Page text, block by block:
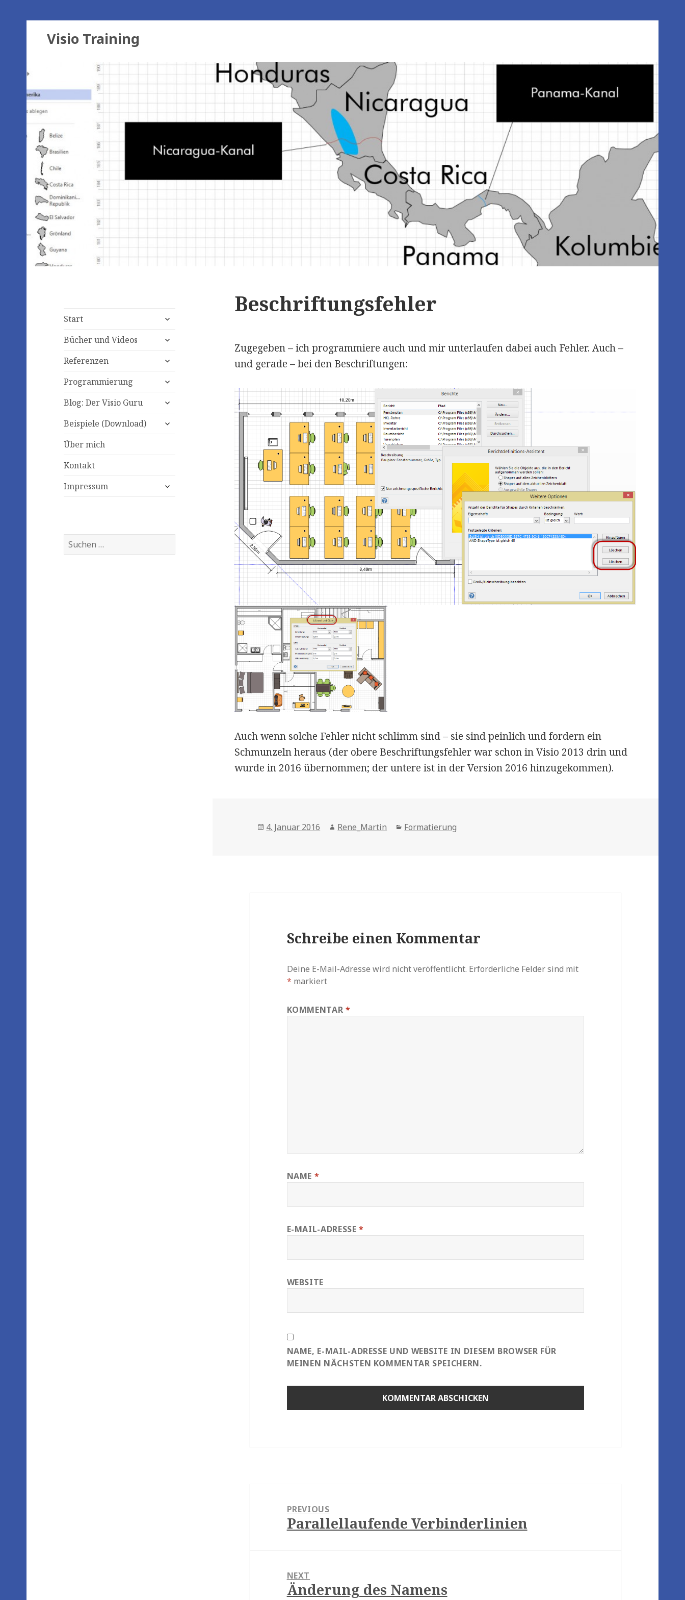
Visio Training
Start
expand
menu
Bücher und Videos
expand
menu
Referenzen
expand
menu
Programmierung
expand
menu
Blog: Der Visio Guru
expand
menu
Beispiele (Download)
expand
Über mich
Kontakt
Impressum
expand
Suchen
nach:
Beschriftungsfehler
Zugegeben – ich programmiere auch und mir unterlaufen dabei auch Fehler. Auch –
und gerade – bei den Beschriftungen:
Auch wenn solche Fehler nicht schlimm sind – sie sind peinlich und fordern ein
Schmunzeln heraus (der obere Beschriftungsfehler war schon in Visio 2013 drin und
wurde in 2016 übernommen; der untere ist in der Version 2016 hinzugekommen).
Posted
4. Januar 2016 Author
Rene_Martin Categories
Formatierung
Schreibe einen Kommentar
Deine E-Mail-Adresse wird nicht veröffentlicht. Erforderliche Felder sind mit
* markiert
KOMMENTAR *
NAME *
E-MAIL-ADRESSE*
WEBSITE
NAME, E-MAIL-ADRESSE UND WEBSITE IN DIESEM BROWSER FÜR
MEINEN NÄCHSTEN KOMMENTAR SPEICHERN.
PREVIOUS
Previous
Parallellaufende Verbinderlinien
NEXT
Next
Änderung des Namens